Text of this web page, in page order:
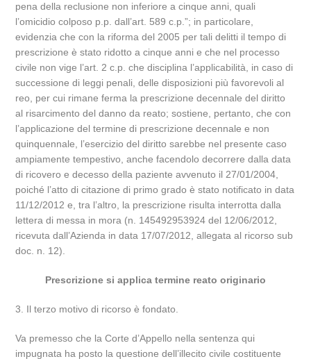
pena della reclusione non inferiore a cinque anni, quali
l’omicidio colposo p.p. dall’art. 589 c.p.”; in particolare,
evidenzia che con la riforma del 2005 per tali delitti il tempo di
prescrizione è stato ridotto a cinque anni e che nel processo
civile non vige l’art. 2 c.p. che disciplina l’applicabilità, in caso di
successione di leggi penali, delle disposizioni più favorevoli al
reo, per cui rimane ferma la prescrizione decennale del diritto
al risarcimento del danno da reato; sostiene, pertanto, che con
l’applicazione del termine di prescrizione decennale e non
quinquennale, l’esercizio del diritto sarebbe nel presente caso
ampiamente tempestivo, anche facendolo decorrere dalla data
di ricovero e decesso della paziente avvenuto il 27/01/2004,
poiché l’atto di citazione di primo grado è stato notificato in data
11/12/2012 e, tra l’altro, la prescrizione risulta interrotta dalla
lettera di messa in mora (n. 145492953924 del 12/06/2012,
ricevuta dall’Azienda in data 17/07/2012, allegata al ricorso sub
doc. n. 12).
Prescrizione si applica termine reato originario
3. Il terzo motivo di ricorso è fondato.
Va premesso che la Corte d’Appello nella sentenza qui
impugnata ha posto la questione dell’illecito civile costituente